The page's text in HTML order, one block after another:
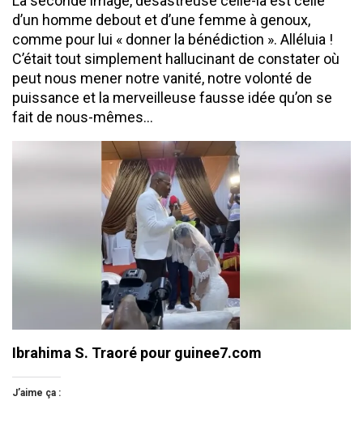
d’un homme debout et d’une femme à genoux,
comme pour lui « donner la bénédiction ». Alléluia !
C’était tout simplement hallucinant de constater où
peut nous mener notre vanité, notre volonté de
puissance et la merveilleuse fausse idée qu’on se
fait de nous-mêmes…
Ibrahima S. Traoré pour guinee7.com
J’aime ça :